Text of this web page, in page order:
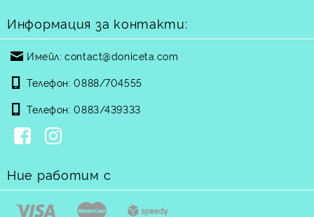
Информация за контакти:
Имейл: contact@doniceta.com
Телефон: 0888/704555
Телефон: 0883/439333
Ние работим с